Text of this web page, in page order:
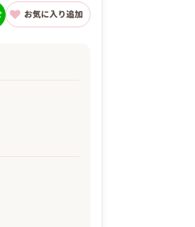
お気に入り追加